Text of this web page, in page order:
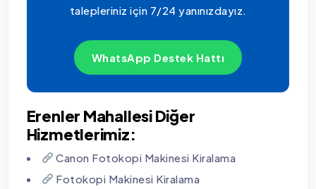
talepleriniz için 7/24 yanınızdayız.
WhatsApp Destek Hattı
Erenler Mahallesi Diğer
Hizmetlerimiz:
Canon Fotokopi Makinesi Kiralama
Fotokopi Makinesi Kiralama